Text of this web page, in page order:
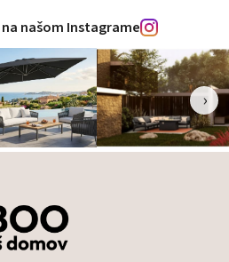
našom Instagrame
›